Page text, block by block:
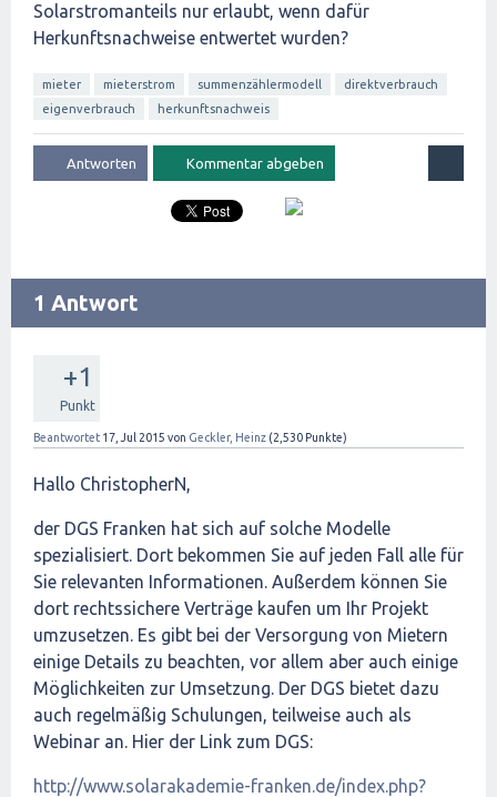
Solarstromanteils nur erlaubt, wenn dafür
Herkunftsnachweise entwertet wurden?
mieter mieterstrom summenzählermodell
direktverbrauch
eigenverbrauch
herkunftsnachweis
1 Antwort
+1
Punkt
Beantwortet 17, Jul 2015 von Geckler, Heinz (2,530 Punkte)
Hallo ChristopherN,
der DGS Franken hat sich auf solche Modelle
spezialisiert. Dort bekommen Sie auf jeden Fall alle für
Sie relevanten Informationen. Außerdem können Sie
dort rechtssichere Verträge kaufen um Ihr Projekt
umzusetzen. Es gibt bei der Versorgung von Mietern
einige Details zu beachten, vor allem aber auch einige
Möglichkeiten zur Umsetzung. Der DGS bietet dazu
auch regelmäßig Schulungen, teilweise auch als
Webinar an. Hier der Link zum DGS:
http://www.solarakademie-franken.de/index.php?